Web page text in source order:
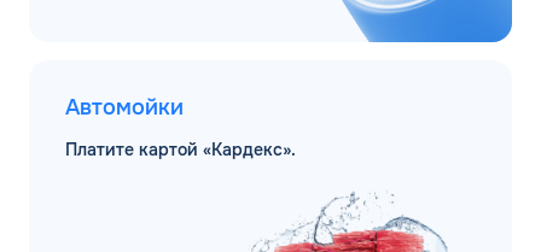
Автомойки
Платите картой «Кардекс».